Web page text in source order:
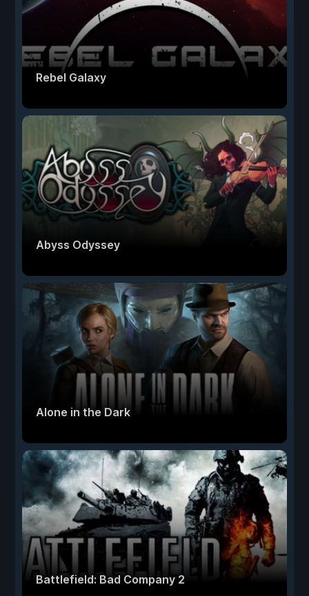
Rebel Galaxy
Abyss Odyssey
Alone in the Dark
Battlefield: Bad Company 2